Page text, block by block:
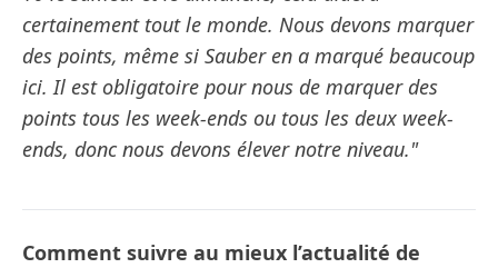
certainement tout le monde. Nous devons marquer
des points, même si Sauber en a marqué beaucoup
ici. Il est obligatoire pour nous de marquer des
points tous les week-ends ou tous les deux week-
ends, donc nous devons élever notre niveau."
Comment suivre au mieux l’actualité de